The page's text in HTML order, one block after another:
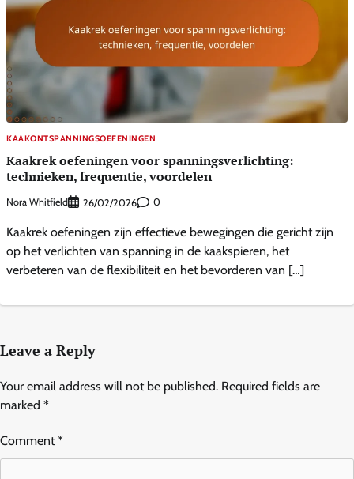
KAAKONTSPANNINGSOEFENINGEN
Kaakrek oefeningen voor spanningsverlichting:
technieken, frequentie, voordelen
Nora Whitfield 26/02/2026 0
Kaakrek oefeningen zijn effectieve bewegingen die gericht zijn
op het verlichten van spanning in de kaakspieren, het
verbeteren van de flexibiliteit en het bevorderen van […]
Leave a Reply
Your email address will not be published. Required fields are
marked *
Comment*